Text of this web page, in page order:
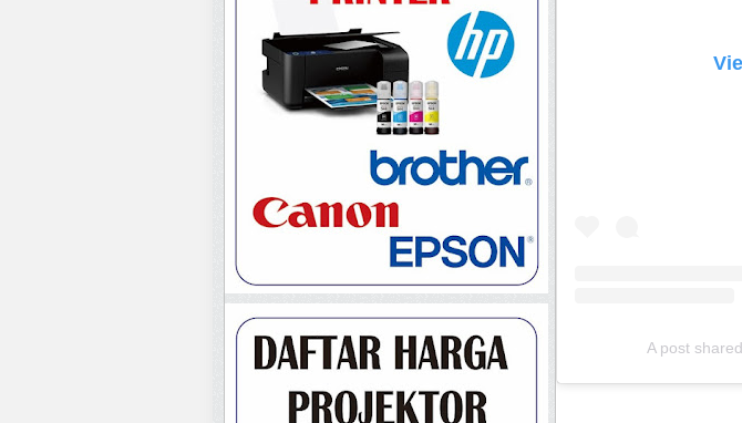
A post